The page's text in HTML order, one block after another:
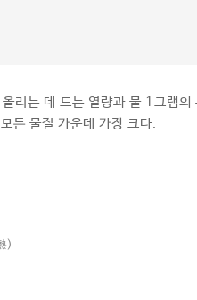
리는 데 드는 열량과 물 1그램
물질 가운데 가장 크다.
)